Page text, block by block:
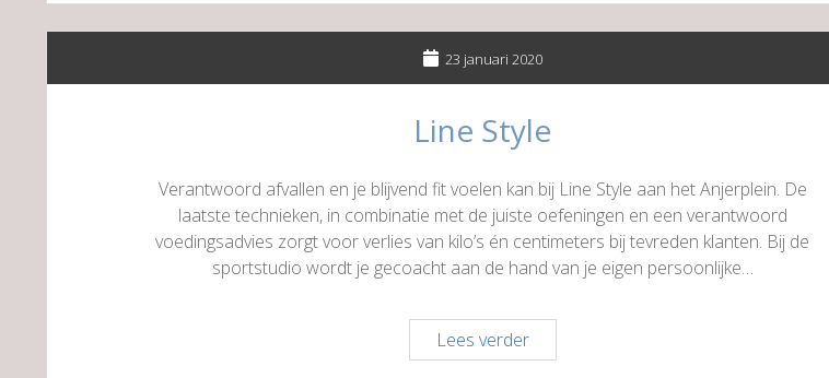
23 januari 2020
Line Style
Verantwoord afvallen en je blijvend fit voelen kan bij Line Style aan het Anjerplein. De
laatste technieken, in combinatie met de juiste oefeningen en een verantwoord
voedingsadvies zorgt voor verlies van kilo’s én centimeters bij tevreden klanten. Bij de
sportstudio wordt je gecoacht aan de hand van je eigen persoonlijke…
Lees verderLine
Style